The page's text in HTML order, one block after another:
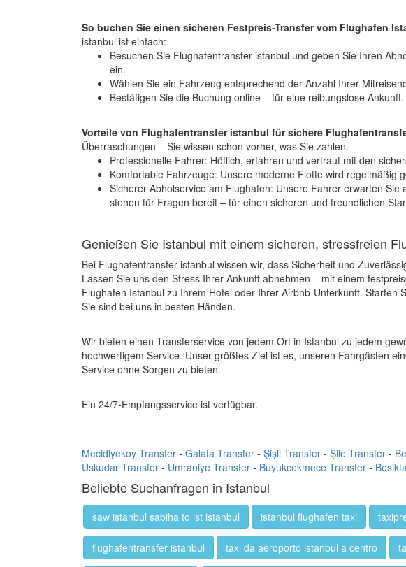
So buchen Sie einen sicheren Festpreis-Transfer vom Flughafen
istanbul ist einfach:
Besuchen Sie Flughafentransfer istanbul und geben Sie Ihren
ein.
Wählen Sie ein Fahrzeug entsprechend der Anzahl Ihrer
Bestätigen Sie die Buchung online – für eine reibungslose Ankunft.
Vorteile von Flughafentransfer istanbul für sichere
Überraschungen – Sie wissen schon vorher, was Sie zahlen.
Professionelle Fahrer: Höflich, erfahren und vertraut mit den
Komfortable Fahrzeuge: Unsere moderne Flotte wird regelmäßig
Sicherer Abholservice am Flughafen: Unsere Fahrer erwarten
stehen für Fragen bereit – für einen sicheren und freundlichen
Genießen Sie Istanbul mit einem sicheren, stressfreien
Bei Flughafentransfer istanbul wissen wir, dass Sicherheit und
Lassen Sie uns den Stress Ihrer Ankunft abnehmen – mit einem
Flughafen Istanbul zu Ihrem Hotel oder Ihrer Airbnb-Unterkunft. Starten
Sie sind bei uns in besten Händen.
Wir bieten einen Transferservice von jedem Ort in Istanbul zu jedem
hochwertigem Service. Unser größtes Ziel ist es, unseren Fahrgästen
Service ohne Sorgen zu bieten.
Ein 24/7-Empfangsservice ist verfügbar.
Mecidiyekoy Transfer - Galata Transfer - Şişli Transfer - Şile Transfer -
Uskudar Transfer - Umraniye Transfer - Buyukcekmece Transfer -
Beliebte Suchanfragen in Istanbul
saw istanbul sabiha to ist istanbul istanbul flughafen taxi
flughafentransfer istanbul taxi da aeroporto istanbul a centro